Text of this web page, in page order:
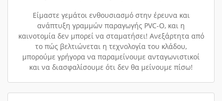
Είμαστε γεμάτοι ενθουσιασμό στην έρευνα και
ανάπτυξη γραμμών παραγωγής PVC-O, και η
καινοτομία δεν μπορεί να σταματήσει! Ανεξάρτητα από
το πώς βελτιώνεται η τεχνολογία του κλάδου,
μπορούμε γρήγορα να παραμείνουμε ανταγωνιστικοί
και να διασφαλίσουμε ότι δεν θα μείνουμε πίσω!